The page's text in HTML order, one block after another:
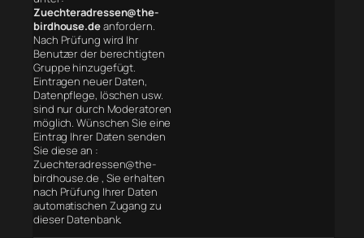
Zuechteradressen@the-
birdhouse.deanfordern.
Nach Prüfung wird Ihr
Benutzer der berechtigten
Gruppe hinzugefügt.
Eintragen neuer Daten,
Datenpflege, löschen usw.
sind nur durch Moderatoren
möglich. Wünschen Sie eine
Eintrag Ihrer Daten senden
Sie diese an :
Zuechteradressen@the-
birdhouse.de , Sie erhalten
nach Prüfung Ihrer Daten
automatischen Zugang zu
dieser Datenbank.